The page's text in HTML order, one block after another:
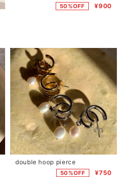
50%OFF ¥900
double hoop pierce
50%OFF ¥750